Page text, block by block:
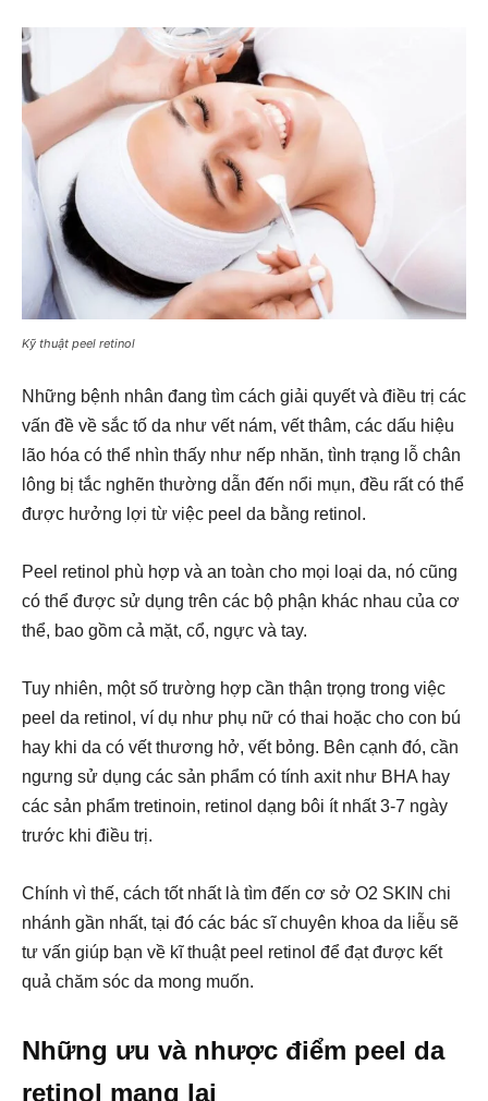
Kỹ thuật peel retinol
Những bệnh nhân đang tìm cách giải quyết và điều trị các
vấn đề về sắc tố da như vết nám, vết thâm, các dấu hiệu
lão hóa có thể nhìn thấy như nếp nhăn, tình trạng lỗ chân
lông bị tắc nghẽn thường dẫn đến nổi mụn, đều rất có thể
được hưởng lợi từ việc peel da bằng retinol.
Peel retinol phù hợp và an toàn cho mọi loại da, nó cũng
có thể được sử dụng trên các bộ phận khác nhau của cơ
thể, bao gồm cả mặt, cổ, ngực và tay.
Tuy nhiên, một số trường hợp cần thận trọng trong việc
peel da retinol, ví dụ như phụ nữ có thai hoặc cho con bú
hay khi da có vết thương hở, vết bỏng. Bên cạnh đó, cần
ngưng sử dụng các sản phẩm có tính axit như BHA hay
các sản phẩm tretinoin, retinol dạng bôi ít nhất 3-7 ngày
trước khi điều trị.
Chính vì thế, cách tốt nhất là tìm đến cơ sở O2 SKIN chi
nhánh gần nhất, tại đó các bác sĩ chuyên khoa da liễu sẽ
tư vấn giúp bạn về kĩ thuật peel retinol để đạt được kết
quả chăm sóc da mong muốn.
Những ưu và nhược điểm peel da
retinol mang lại